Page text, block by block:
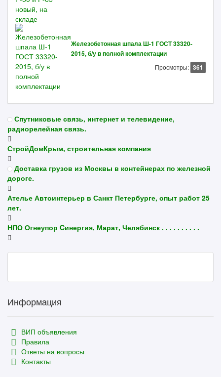
Железобетонная шпала Ш-1 ГОСТ 33320-
2015, б/у в полной комплектации
Просмотры: 361
Спутниковые связь, интернет и телевидение,
радиорелейная связь.
СтройДомКрым, строительная компания
Доставка грузов из Москвы в контейнерах по железной
дороге.
Ателье Автоинтерьер в Санкт Петербурге, опыт работ 25
лет.
НПО Огнеупор Cинергия, Марат, Челябинск . . . . . . . . . .
Информация
ВИП объявления
Правила
Ответы на вопросы
Контакты